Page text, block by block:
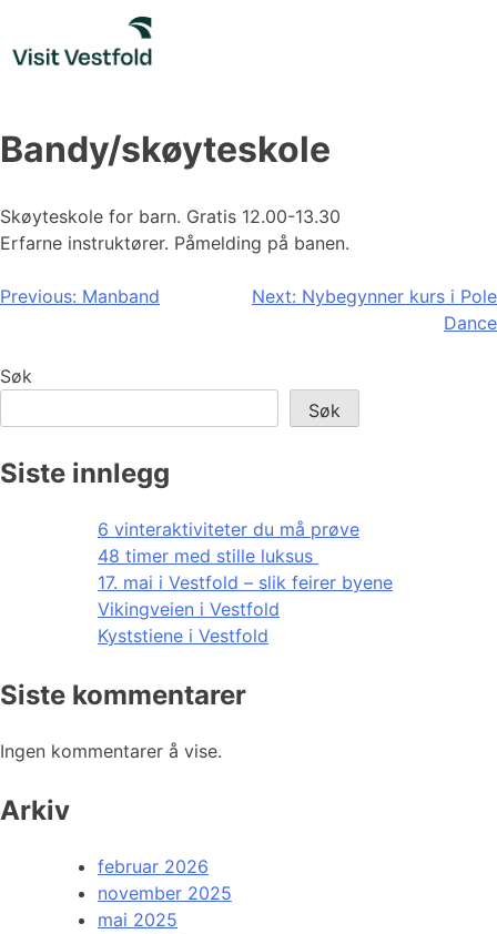
content
Bandy/skøyteskole
Skøyteskole for barn. Gratis 12.00-13.30
Erfarne instruktører. Påmelding på banen.
Innleggsnavigasjon
Previous: Manband Next: Nybegynner kurs i Pole
Dance
Søk
Søk
Siste innlegg
6 vinteraktiviteter du må prøve
48 timer med stille luksus
17. mai i Vestfold – slik feirer byene
Vikingveien i Vestfold
Kyststiene i Vestfold
Siste kommentarer
Ingen kommentarer å vise.
Arkiv
februar 2026
november 2025
mai 2025